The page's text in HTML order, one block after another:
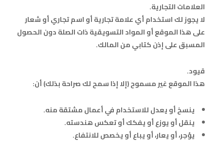
العلامات التجارية.
لا يجوز لك استخدام أي علامة تجارية أو اسم تجاري أو شعار
على هذا الموقع أو المواد التسويقية ذات الصلة دون الحصول
المسبق على إذن كتابي من المالك.
قيود.
هذا الموقع غير مسموح (إلا إذا سمح لك صراحة بذلك) أن:
ينسخ أو يعدل للاستخدام في أعمال مشتقة منه.
ينقل أو يوزع أو يفكك أو تعكس هندسته.
يؤجر، أو يعار، أو يباع أو يخصص للانتفاع.